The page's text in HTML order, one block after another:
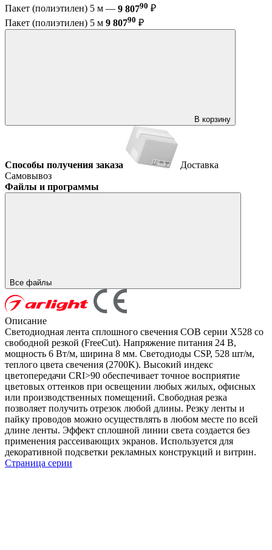
Пакет (полиэтилен) 5 м — 9 80790 ₽
Пакет (полиэтилен) 5 м 9 80790 ₽
В корзину
Способы получения заказа
Доставка
Самовывоз
Файлы и программы
Все файлы
Описание
Светодиодная лента сплошного свечения COB серии X528 со
свободной резкой (FreeCut). Напряжение питания 24 В,
мощность 6 Вт/м, ширина 8 мм. Светодиоды CSP, 528 шт/м,
теплого цвета свечения (2700K). Высокий индекс
цветопередачи CRI>90 обеспечивает точное восприятие
цветовых оттенков при освещении любых жилых, офисных
или производственных помещений. Свободная резка
позволяет получить отрезок любой длины. Резку ленты и
пайку проводов можно осуществлять в любом месте по всей
длине ленты. Эффект сплошной линии света создается без
применения рассеивающих экранов. Используется для
декоративной подсветки рекламных конструкций и витрин.
Страница серии